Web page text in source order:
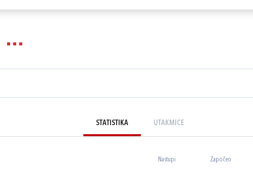
STATISTIKA UTAKMICE
Nastupi Započeo